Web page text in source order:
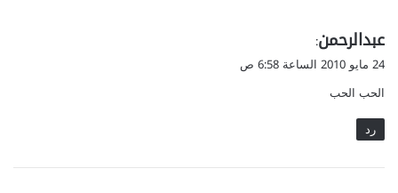
ي
ق
ل
عبدالرحمن:
24 مايو 2010 الساعة 6:58 ص
الحب الحب
رد